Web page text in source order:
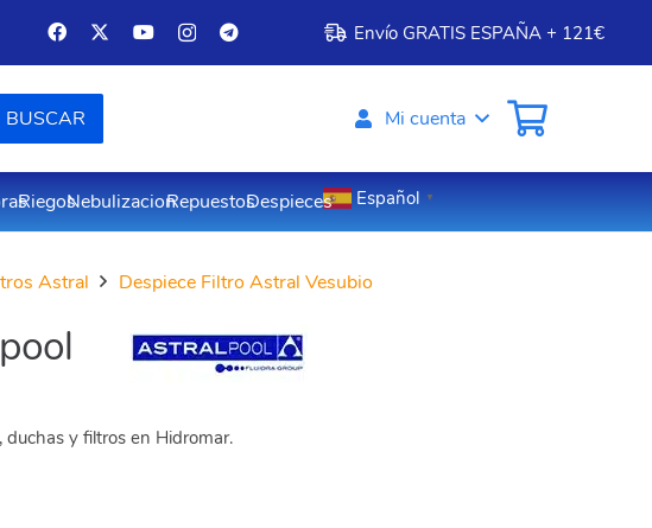
Envío GRATIS ESPAÑA + 121€
BUSCAR Mi cuenta
RiegosNebulizacionRepuestosDespieces Español ▼
Astral Despiece Filtro Astral Vesubio
y filtros en Hidromar.